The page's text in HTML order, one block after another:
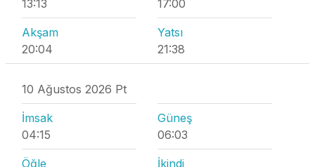
13:13
17:00
Akşam
20:04
Yatsı
21:38
10 Ağustos 2026 Pt
İmsak
04:15
Güneş
06:03
Öğle
İkindi